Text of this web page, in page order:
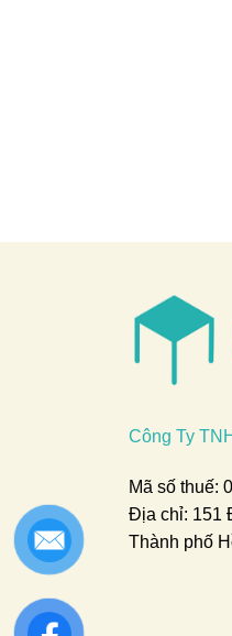
Công Ty
Mã số thuế:
Địa chỉ: 151
Thành phố